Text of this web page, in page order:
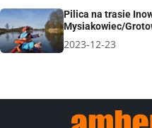
Pilica na trasie
Mysiakowiec/
2023-12-23